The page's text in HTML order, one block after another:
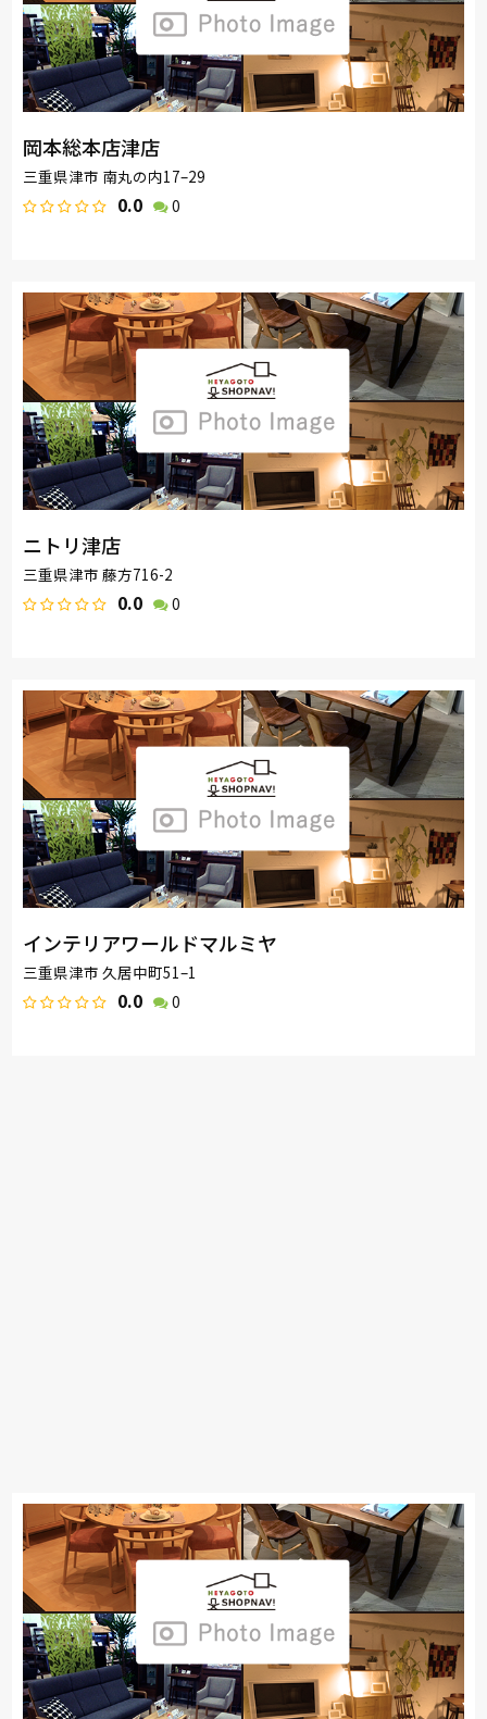
岡本総本店津店
三重県津市 南丸の内17–29
0.0 0
ニトリ津店
三重県津市 藤方716-2
0.0 0
インテリアワールドマルミヤ
三重県津市 久居中町51–1
0.0 0